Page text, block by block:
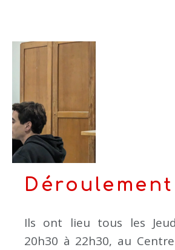
Déroulement
Ils ont lieu tous les
20h30 à 22h30, au